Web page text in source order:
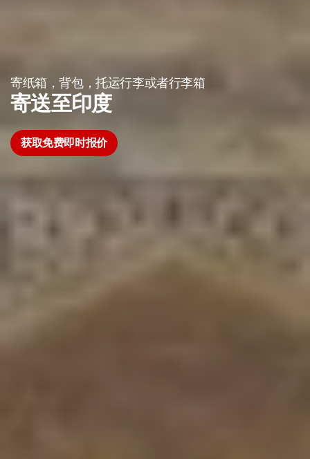
寄纸箱，背包，托运行李或者行李箱
寄送至印度
获取免费即时报价